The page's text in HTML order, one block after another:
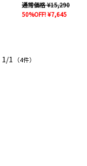
通常価格 ¥15,290
50%OFF! ¥7,645
1/1 （4件）